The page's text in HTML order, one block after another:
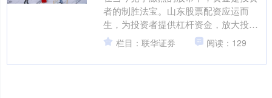
者的制胜法宝。山东股票配资应运而
生，为投资者提供杠杆资金，放大投资
收益。 在我们的网站上，您可以找到最
新的股市动态、股票分析和....
栏目：联华证券 阅读：129